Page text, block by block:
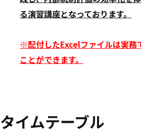
る演習講座となっております。
※配付したExcelファイルは実務
ことができます。
タイムテーブル